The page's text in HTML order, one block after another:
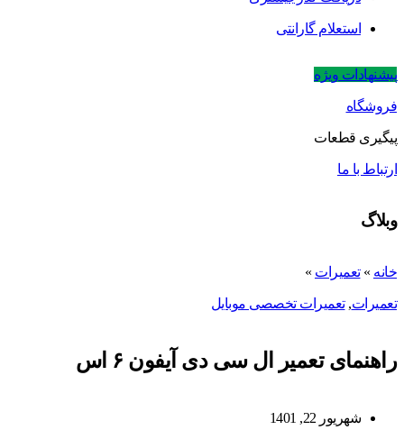
استعلام گارانتی
پیشنهادات ویژه
فروشگاه
پیگیری قطعات
ارتباط با ما
وبلاگ
خانه »تعمیرات »
تعمیرات,تعمیرات تخصصی موبایل
راهنمای تعمیر ال سی دی آیفون ۶ اس
شهریور 22, 1401